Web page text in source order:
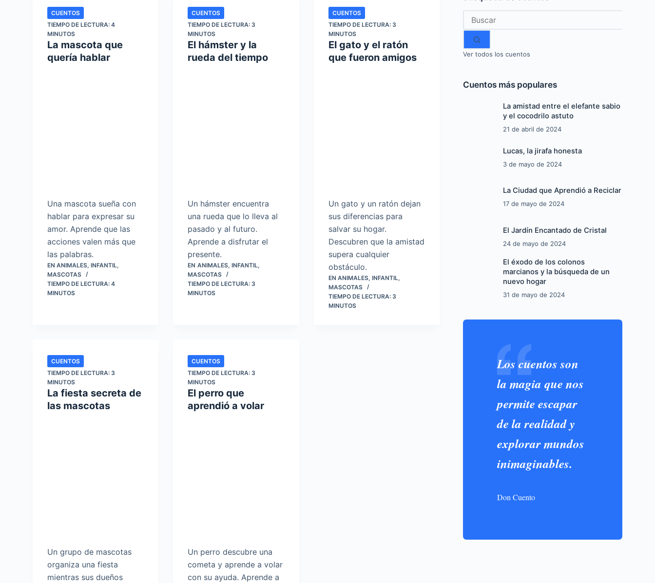
CUENTOS
TIEMPO DE LECTURA: 4
MINUTOS
La mascota que
quería hablar
Una mascota sueña con
hablar para expresar su
amor. Aprende que las
acciones valen más que
las palabras.
EN ANIMALES,INFANTIL,
MASCOTAS
TIEMPO DE LECTURA: 4
MINUTOS
CUENTOS
TIEMPO DE LECTURA: 3
MINUTOS
El hámster y la
rueda del tiempo
Un hámster encuentra
una rueda que lo lleva al
pasado y al futuro.
Aprende a disfrutar el
presente.
EN ANIMALES, INFANTIL,
MASCOTAS
TIEMPO DE LECTURA: 3
MINUTOS
CUENTOS
TIEMPO DE LECTURA: 3
MINUTOS
El gato y el ratón
que fueron amigos
Un gato y un ratón dejan
sus diferencias para
salvar su hogar.
Descubren que la amistad
supera cualquier
obstáculo.
EN ANIMALES, INFANTIL,
MASCOTAS
TIEMPO DE LECTURA: 3
MINUTOS
CUENTOS
TIEMPO DE LECTURA: 3
MINUTOS
La fiesta secreta de
las mascotas
Un grupo de mascotas
organiza una fiesta
mientras sus dueños
CUENTOS
TIEMPO DE LECTURA: 3
MINUTOS
El perro que
aprendió a volar
Un perro descubre una
cometa y aprende a volar
con su ayuda. Aprende a
Sin
resultados
Ver todos los cuentos
Cuentos más populares
La amistad entre el elefante sabio
y el cocodrilo astuto
21 de abril de 2024
Lucas, la jirafa honesta
3 de mayo de 2024
La Ciudad que Aprendió a Reciclar
17 de mayo de 2024
El Jardín Encantado de Cristal
24 de mayo de 2024
El éxodo de los colonos
marcianos y la búsqueda de un
nuevo hogar
31 de mayo de 2024
Los cuentos son
la magia que nos
permite escapar
de la realidad y
explorar mundos
inimaginables.
Don Cuento